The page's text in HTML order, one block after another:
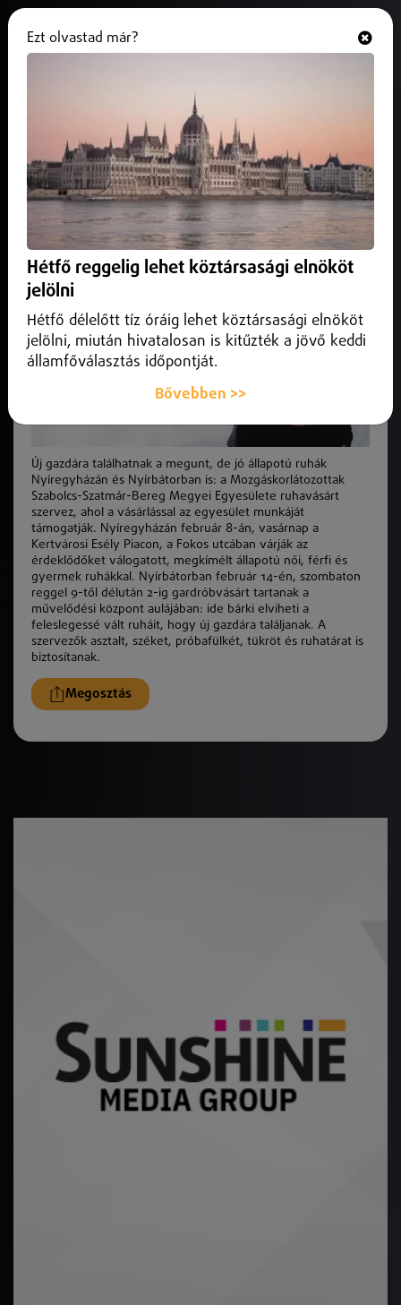
Új gazdára találhatnak a megunt,
de jó állapotú ruhák
2026. február 09.Nyíregyháza
Nyíregyházán és Nyírbátorban is.
Új gazdára találhatnak a megunt, de jó állapotú ruhák
Nyíregyházán és Nyírbátorban is: a Mozgáskorlátozottak
Szabolcs-Szatmár-Bereg Megyei Egyesülete ruhavásárt
szervez, ahol a vásárlással az egyesület munkáját
támogatják. Nyíregyházán február 8-án, vasárnap a
Kertvárosi Esély Piacon, a Fokos utcában várják az
érdeklődőket válogatott, megkímélt állapotú női, férfi és
gyermek ruhákkal. Nyírbátorban február 14-én, szombaton
reggel 9-től délután 2-ig gardróbvásárt tartanak a
művelődési központ aulájában: ide bárki elviheti a
feleslegessé vált ruháit, hogy új gazdára találjanak. A
szervező k asztalt, széket, próbafülkét, tükröt és ruhatárat is
biztosítanak.
Megosztás
Ezt olvastad már?
Hétfő reggelig lehet köztársasági elnököt
jelölni
Hétfő délelőtt tíz óráig lehet köztársasági elnököt
jelölni, miután hivatalosan is kitűzték a jövő keddi
államfőválasztás időpontját.
Bővebben >>